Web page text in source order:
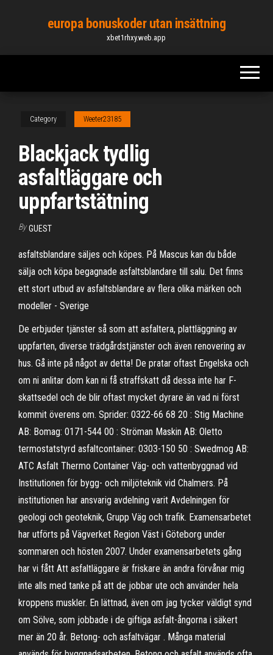
content
europa bonuskoder utan insättning
xbet1rhxy.web.app
Category Weeter23185
Blackjack tydlig
asfaltläggare och
uppfartstätning
By GUEST
asfaltsblandare säljes och köpes. På Mascus kan du både
sälja och köpa begagnade asfaltsblandare till salu. Det finns
ett stort utbud av asfaltsblandare av flera olika märken och
modeller - Sverige
De erbjuder tjänster så som att asfaltera, plattläggning av
uppfarten, diverse trädgårdstjänster och även renovering av
hus. Gå inte på något av detta! De pratar oftast Engelska och
om ni anlitar dom kan ni få straffskatt då dessa inte har F-
skattsedel och de blir oftast mycket dyrare än vad ni först
kommit överens om. Sprider: 0322-66 68 20 : Stig Machine
AB: Bomag: 0171-544 00 : Ströman Maskin AB: Oletto
termostatstyrd asfaltcontainer: 0303-150 50 : Swedmog AB:
ATC Asfalt Thermo Container Väg- och vattenbyggnad vid
Institutionen för bygg- och miljöteknik vid Chalmers. På
institutionen har ansvarig avdelning varit Avdelningen för
geologi och geoteknik, Grupp Väg och trafik. Examensarbetet
har utförts på Vägverket Region Väst i Göteborg under
sommaren och hösten 2007. Under examensarbetets gång
har vi fått Att asfaltläggare är friskare än andra förvånar mig
inte alls med tanke på att de jobbar ute och använder hela
kroppens muskler. En lättnad, även om jag tycker väldigt synd
om Sölve, som jobbade i de giftiga asfalt-ångorna i säkert
mer än 20 år. Betong- och asfaltvägar . Många material